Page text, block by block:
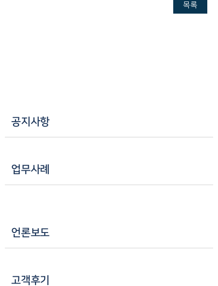
목록
공지사항
업무사례
언론보도
고객후기